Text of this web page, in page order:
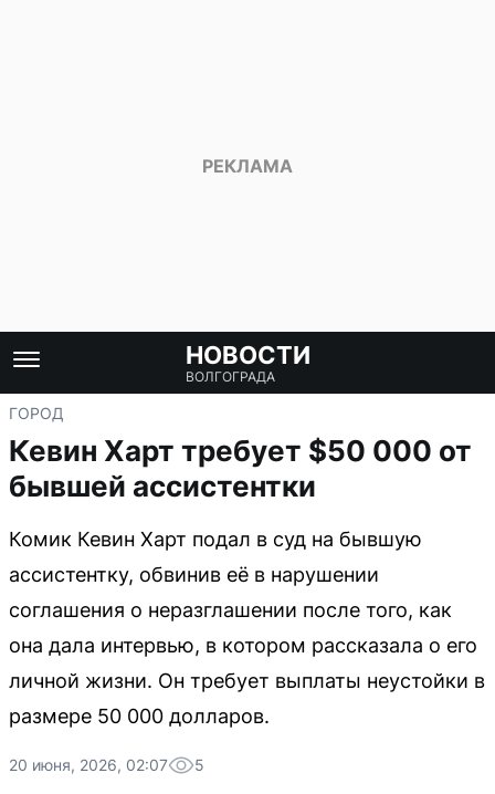
НОВОСТИ
ВОЛГОГРАДА
ГОРОД
Кевин Харт требует $50 000 от
бывшей ассистентки
Комик Кевин Харт подал в суд на бывшую
ассистентку, обвинив её в нарушении
соглашения о неразглашении после того, как
она дала интервью, в котором рассказала о его
личной жизни. Он требует выплаты неустойки в
размере 50 000 долларов.
20 июня, 2026, 02:07 5